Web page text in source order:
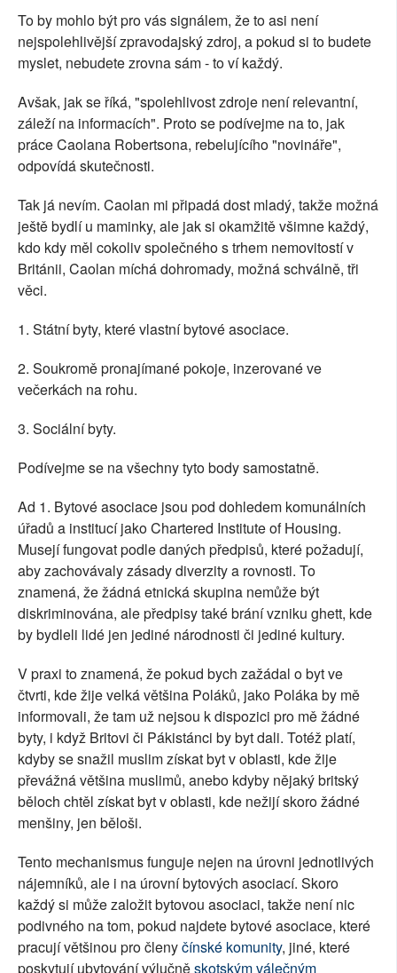
To by mohlo být pro vás signálem, že to asi není
nejspolehlivější zpravodajský zdroj, a pokud si to budete
myslet, nebudete zrovna sám - to ví každý.
Avšak, jak se říká, "spolehlivost zdroje není relevantní,
záleží na informacích". Proto se podívejme na to, jak
práce Caolana Robertsona, rebelujícího "novináře",
odpovídá skutečnosti.
Tak já nevím. Caolan mi připadá dost mladý, takže možná
ještě bydlí u maminky, ale jak si okamžitě všimne každý,
kdo kdy měl cokoliv společného s trhem nemovitostí v
Británii, Caolan míchá dohromady, možná schválně, tři
věci.
1. Státní byty, které vlastní bytové asociace.
2. Soukromě pronajímané pokoje, inzerované ve
večerkách na rohu.
3. Sociální byty.
Podívejme se na všechny tyto body samostatně.
Ad 1. Bytové asociace jsou pod dohledem komunálních
úřadů a institucí jako Chartered Institute of Housing.
Musejí fungovat podle daných předpisů, které požadují,
aby zachovávaly zásady diverzity a rovnosti. To
znamená, že žádná etnická skupina nemůže být
diskriminována, ale předpisy také brání vzniku ghett, kde
by bydleli lidé jen jediné národnosti či jediné kultury.
V praxi to znamená, že pokud bych zažádal o byt ve
čtvrti, kde žije velká většina Poláků, jako Poláka by mě
informovali, že tam už nejsou k dispozici pro mě žádné
byty, i když Britovi či Pákistánci by byt dali. Totéž platí,
kdyby se snažil muslim získat byt v oblasti, kde žije
převážná většina muslimů, anebo kdyby nějaký britský
běloch chtěl získat byt v oblasti, kde nežijí skoro žádné
menšiny, jen běloši.
Tento mechanismus funguje nejen na úrovni jednotlivých
nájemníků, ale i na úrovní bytových asociací. Skoro
každý si může založit bytovou asociaci, takže není nic
podivného na tom, pokud najdete bytové asociace, které
pracují většinou pro členyčínské komunity, jiné, které
poskytují ubytování výlučněskotským válečným